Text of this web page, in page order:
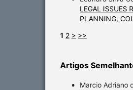
LEGAL ISSUES
PLANNING,
1 2 > >>
Artigos
Marcio Adriano